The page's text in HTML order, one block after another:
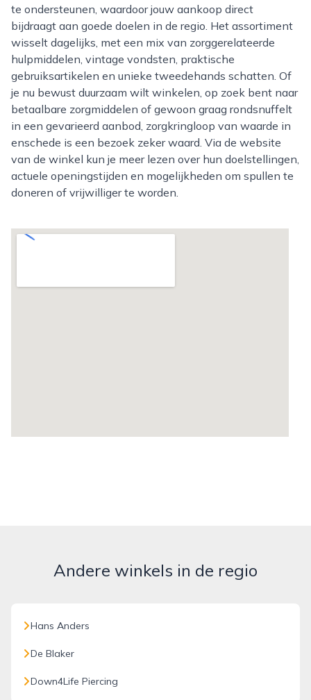
te ondersteunen, waardoor jouw aankoop direct
bijdraagt aan goede doelen in de regio. Het assortiment
wisselt dagelijks, met een mix van zorggerelateerde
hulpmiddelen, vintage vondsten, praktische
gebruiksartikelen en unieke tweedehands schatten. Of
je nu bewust duurzaam wilt winkelen, op zoek bent naar
betaalbare zorgmiddelen of gewoon graag rondsnuffelt
in een gevarieerd aanbod, zorgkringloop van waarde in
enschede is een bezoek zeker waard. Via de website
van de winkel kun je meer lezen over hun doelstellingen,
actuele openingstijden en mogelijkheden om spullen te
doneren of vrijwilliger te worden.
Andere winkels in de regio
Hans Anders
De Blaker
Down4Life Piercing